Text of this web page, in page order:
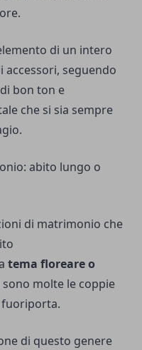
di un intero
accessori, seguendo
bon ton e
che si sia sempre
abito lungo o
di matrimonio che
tema floreare o
molte le coppie
di questo genere